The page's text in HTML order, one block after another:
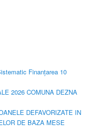
Finanțarea 10
2026 COMUNA DEZNA
DEFAVORIZATE IN
DE BAZA MESE